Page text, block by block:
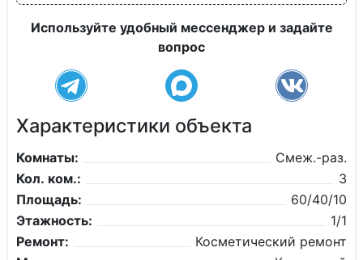
Используйте удобный мессенджер и задайте
вопрос
Характеристики объекта
Комнаты:
Смеж.-раз.
Кол. ком.:
3
Площадь:
60/40/10
Этажность:
1/1
Ремонт:
Косметический ремонт